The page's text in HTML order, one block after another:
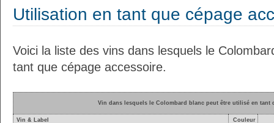
Utilisation en tant que cépage
Voici la liste des vins dans lesquels le
tant que cépage accessoire.
Vin dans lesquels le Colombard blanc peut être utilisé en tant
Vin & Label Couleur